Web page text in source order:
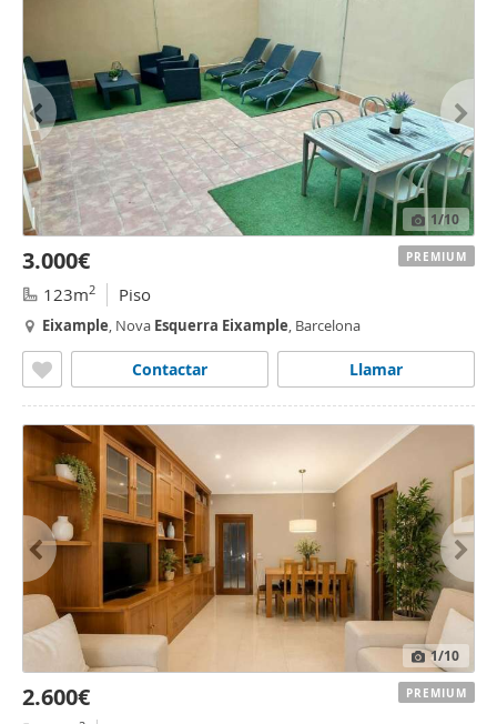
1/10
3.000€
123m2 Piso
Eixample, Nova Esquerra Eixample, Barcelona
Llamar
Contactar
PREMIUM
1/10
2.600€ PREMIUM